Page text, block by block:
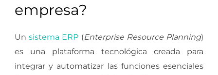
empresa?
Unsistema ERP (Enterprise Resource Planning)
es una plataforma tecnológica creada para
integrar y automatizar las funciones esenciales